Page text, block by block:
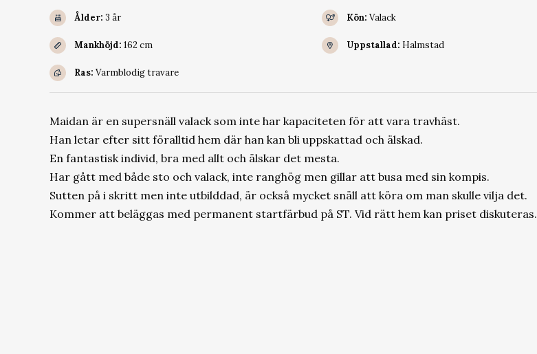
Ålder: 3 år Kön: Valack
Mankhöjd: 162 cm Uppstallad: Halmstad
Ras: Varmblodig travare
Maidan är en supersnäll valack som inte har kapaciteten för att vara travhäst.
Han letar efter sitt föralltid hem där han kan bli uppskattad och älskad.
En fantastisk individ, bra med allt och älskar det mesta.
Har gått med både sto och valack, inte ranghög men gillar att busa med sin kompis.
Sutten på i skritt men inte utbilddad, är också mycket snäll att köra om man skulle vilja det.
Kommer att beläggas med permanent startfärbud på ST. Vid rätt hem kan priset diskuteras.